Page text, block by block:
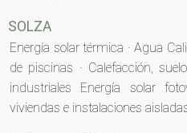
SOLZA
Energía solar térmica · Agua
de piscinas · Calefacción,
industriales Energía solar
viviendas e instalaciones